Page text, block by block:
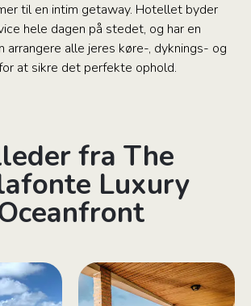
til en intim getaway. Hotellet byder
hele dagen på stedet, og har en
arrangere alle jeres køre-, dyknings- og
at sikre det perfekte ophold.
fra The
Luxury